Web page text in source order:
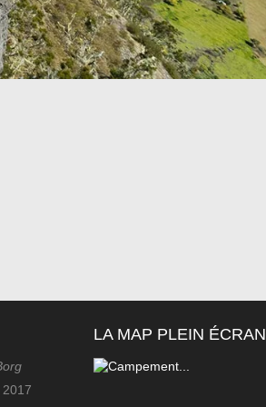
LA MAP PLEIN ÉCRAN